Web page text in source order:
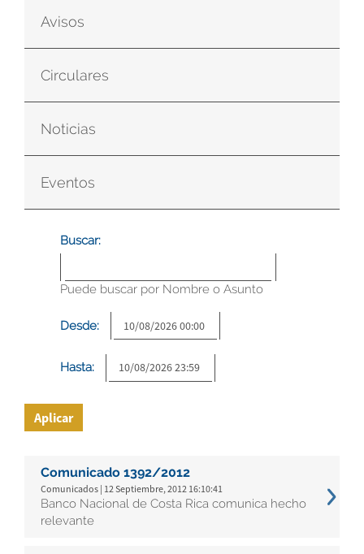
Avisos
Circulares
Noticias
Eventos
Buscar:
Puede buscar por Nombre o Asunto
Desde:
Hasta:
Aplicar
Comunicado 1392/2012
Comunicados | 12 Septiembre, 2012 16:10:41
Banco Nacional de Costa Rica comunica hecho
relevante